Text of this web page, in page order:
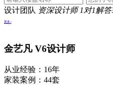
设计团队 资深设计师 1对1解
更多>
金艺凡V6设计师
从业经验：16年
家装案例：44套